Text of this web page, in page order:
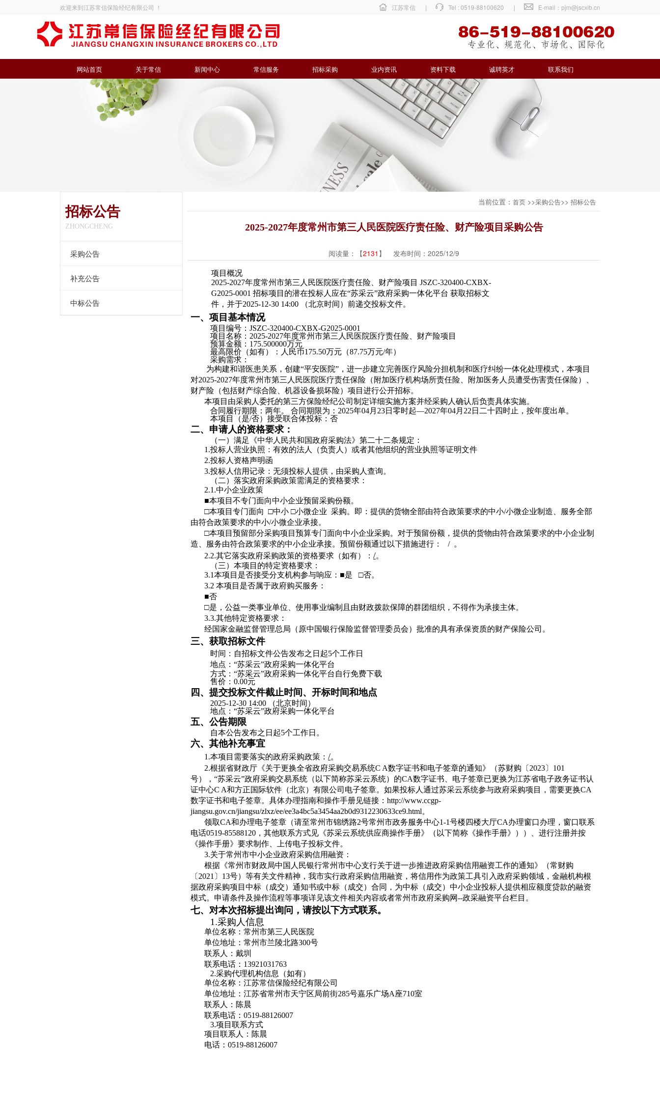
欢迎来到江苏常信保险经纪有限公司 ！ 江苏常信 | Tel : 0519-88100620 | E-mail：pjm@jscxib.cn
网站首页 关于常信 新闻中心 常信服务 招标采购 业内资讯 资料下载 诚聘英才 联系我们
招标公告
ZHONGCHENG
采购公告
补充公告
中标公告
当前位置： 首页 >>采购公告>> 招标公告
2025-2027年度常州市第三人民医院医疗责任险、财产险项目采购公告
阅读量：【2131 】 发布时间：2025/12/9
项目概况
2025-2027年度常州市第三人民医院医疗责任险、财产险项目 JSZC-320400-CXBX-
G2025-0001 招标项目的潜在投标人应在“苏采云”政府采购一体化平台 获取招标文
件，并于2025-12-30 14:00 （北京时间）前递交投标文件。
一、项目基本情况
项目编号：JSZC-320400-CXBX-G2025-0001
项目名称：2025-2027年度常州市第三人民医院医疗责任险、财产险项目
预算金额：175.500000万元
最高限价（如有）：人民币175.50万元（87.75万元/年）
采购需求：
为构建和谐医患关系，创建“平安医院”，进一步建立完善医疗风险分担机制和医疗纠纷一体化处理模式，本项目
对2025-2027年度常州市第三人民医院医疗责任保险（附加医疗机构场所责任险、附加医务人员遭受伤害责任保险）、
财产险（包括财产综合险、机器设备损坏险）项目进行公开招标。
本项目由采购人委托的第三方保险经纪公司制定详细实施方案并经采购人确认后负责具体实施。
合同履行期限：两年。 合同期限为：2025年04月23日零时起—2027年04月22日二十四时止，按年度出单。
本项目（是/否）接受联合体投标：否
二、申请人的资格要求：
（一）满足《中华人民共和国政府采购法》第二十二条规定：
1.投标人营业执照：有效的法人（负责人）或者其他组织的营业执照等证明文件
2.投标人资格声明函
3.投标人信用记录：无须投标人提供，由采购人查询。
（二）落实政府采购政策需满足的资格要求：
2.1.中小企业政策
■本项目不专门面向中小企业预留采购份额。
□本项目专门面向 □中小 □小微企业 采购。即：提供的货物全部由符合政策要求的中小/小微企业制造、服务全部
由符合政策要求的中小/小微企业承接。
□本项目预留部分采购项目预算专门面向中小企业采购。对于预留份额，提供的货物由符合政策要求的中小企业制
造、服务由符合政策要求的中小企业承接。预留份额通过以下措施进行： / 。
2.2.其它落实政府采购政策的资格要求（如有）： /。
（三）本项目的特定资格要求：
3.1本项目是否接受分支机构参与响应：■是 □否。
3.2 本项目是否属于政府购买服务：
■否
□是，公益一类事业单位、使用事业编制且由财政拨款保障的群团组织，不得作为承接主体。
3.3.其他特定资格要求：
经国家金融监督管理总局（原中国银行保险监督管理委员会）批准的具有承保资质的财产保险公司。
三、获取招标文件
时间：自招标文件公告发布之日起5个工作日
地点：“苏采云”政府采购一体化平台
方式：“苏采云”政府采购一体化平台自行免费下载
售价：0.00元
四、提交投标文件截止时间、开标时间和地点
2025-12-30 14:00 （北京时间）
地点：“苏采云”政府采购一体化平台
五、公告期限
自本公告发布之日起5个工作日。
六、其他补充事宜
1.本项目需要落实的政府采购政策： /。
2.根据省财政厅《关于更换全省政府采购交易系统C A数字证书和电子签章的通知》（苏财购〔2023〕101
号），“苏采云”政府采购交易系统（以下简称苏采云系统）的CA数字证书、电子签章已更换为江苏省电子政务证书认
证中心C A和方正国际软件（北京）有限公司电子签章。如果投标人通过苏采云系统参与政府采购项目，需要更换CA
数字证书和电子签章。具体办理指南和操作手册见链接：http://www.ccgp-
jiangsu.gov.cn/jiangsu/zlxz/ee/ee3a4bc5a3454aa2b0d9312230633ce9.html。
领取CA和办理电子签章（请至常州市锦绣路2号常州市政务服务中心1-1号楼四楼大厅CA办理窗口办理，窗口联系
电话0519-85588120，其他联系方式见《苏采云系统供应商操作手册》（以下简称《操作手册》））、进行注册并按
《操作手册》要求制作、上传电子投标文件。
3.关于常州市中小企业政府采购信用融资：
根据《常州市财政局中国人民银行常州市中心支行关于进一步推进政府采购信用融资工作的通知》（常财购
〔2021〕13号）等有关文件精神，我市实行政府采购信用融资，将信用作为政策工具引入政府采购领域，金融机构根
据政府采购项目中标（成交）通知书或中标（成交）合同，为中标（成交）中小企业投标人提供相应额度贷款的融资
模式。申请条件及操作流程等事项详见该文件相关内容或者常州市政府采购网--政采融资平台栏目。
七、对本次招标提出询问，请按以下方式联系。
1.采购人信息
单位名称：常州市第三人民医院
单位地址：常州市兰陵北路300号
联系人：戴圳
联系电话：13921031763
2.采购代理机构信息（如有）
单位名称：江苏常信保险经纪有限公司
单位地址：江苏省常州市天宁区局前街285号嘉乐广场A座710室
联系人：陈晨
联系电话：0519-88126007
3.项目联系方式
项目联系人：陈晨
电话：0519-88126007